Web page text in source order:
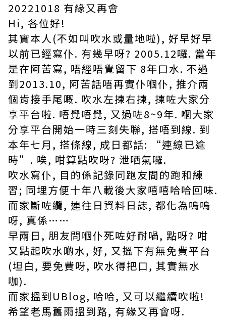
20221018 有緣又再會
Hi, 各位好!
其實本人(不如叫吹水或量地啦), 好早好早
以前已經寫仆. 有幾早呀? 2005.12囉. 當年
是在阿苦寫, 唔經唔覺留下 8年口水. 不過
到2013.10, 阿苦話唔再實仆嗰仆, 推介兩
個肯接手尾嘅. 吹水左揀右揀, 揀咗大家分
享平台啦. 唔覺唔覺, 又過咗8~9年. 嗰大家
分享平台開始一時三刻失聯, 搭唔到線. 到
本年七月, 搭條線, 成日都話: “連線已逾
時”. 唉, 咁算點吹呀? 泄哂氣囉.
吹水寫仆, 目的係記錄同跑友間的跑和練
習; 同埋方便十年八載後大家嘻嘻哈哈回味.
而家斷咗纜, 連往日資料日誌, 都化為嗚嗚
呀, 真係……
早兩日, 朋友問嗰仆死咗好耐喎, 點呀? 咁
又點起吹水啲水, 好, 又搵下有無免費平台
(坦白, 要免費呀, 吹水得把口, 其實無水
咖).
而家搵到UBlog, 哈哈, 又可以繼續吹啦!
希望老馬舊雨搵到路, 有緣又再會呀.